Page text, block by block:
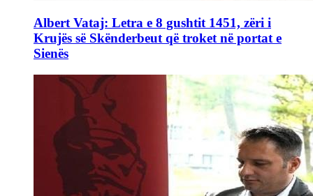
Albert Vataj: Letra e 8 gushtit 1451, zëri i
Krujës së Skënderbeut që troket në portat e
Sienës